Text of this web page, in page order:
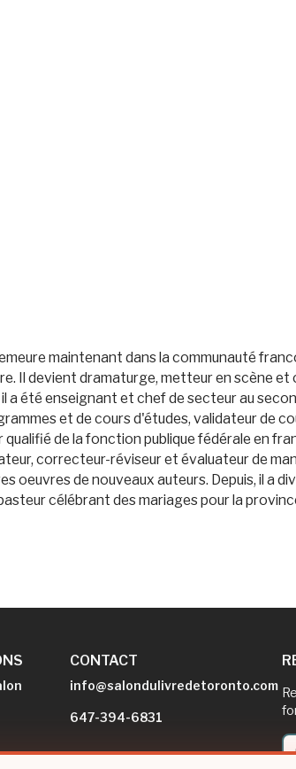
maintenant dans la communauté
Il devient dramaturge, metteur en scène
a été enseignant et chef de secteur au
et de cours d'études, validateur de
de la fonction publique fédérale en
correcteur-réviseur et évaluateur de
oeuvres de nouveaux auteurs. Depuis, il
célébrant des mariages pour la
CONTACT
info@salondulivredetoronto.com
647-394-6831